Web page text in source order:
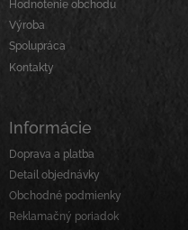
e
Hodnotenie obchodu
Výroba
Spolupráca
Kontakty
Informácie
Doprava a platba
Detail objednávky
Obchodné podmienky
Reklamačný poriadok